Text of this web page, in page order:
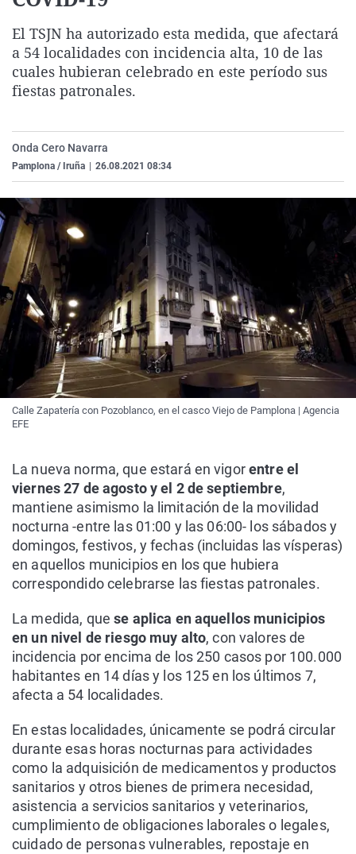
Gente viajera
Como el perro y el
Retornados
Equipo de
Galicia
La Rioja
Televisión
Elecciones
El TSJN ha autorizado esta medida, que afectará
a 54 localidades con incidencia alta, 10 de las
cuales hubieran celebrado en este período sus
fiestas patronales.
Onda Cero Navarra
Pamplona / Iruña 26.08.2021 08:34
Calle Zapatería con Pozoblanco, en el casco Viejo de Pamplona | Agencia
EFE
La nueva norma, que estará en vigorentre el
viernes 27 de agosto y el 2 de septiembre,
mantiene asimismo la limitación de la movilidad
nocturna -entre las 01:00 y las 06:00- los sábados y
domingos, festivos, y fechas (incluidas las vísperas)
en aquellos municipios en los que hubiera
correspondido celebrarse las fiestas patronales.
La medida, quese aplica en aquellos municipios
en un nivel de riesgo muy alto, con valores de
incidencia por encima de los 250 casos por 100.000
habitantes en 14 días y los 125 en los últimos 7,
afecta a 54 localidades.
En estas localidades, únicamente se podrá circular
durante esas horas nocturnas para actividades
como la adquisición de medicamentos y productos
sanitarios y otros bienes de primera necesidad,
asistencia a servicios sanitarios y veterinarios,
cumplimiento de obligaciones laborales o legales,
cuidado de personas vulnerables, repostaje en